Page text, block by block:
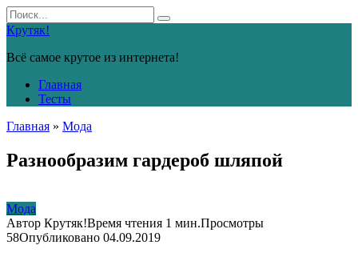
Перейти
к
контенту
Search
for:
Крутяк!
Всё самое крутое из интернета!
Главная
Тесты
Главная » Мода
Разнообразим гардероб шляпой
Мода
Автор Крутяк!Время чтения 1 мин.Просмотры
58Опубликовано 04.09.2019